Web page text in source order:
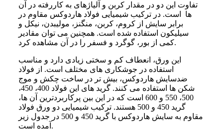
تفاوت این دو در مقدار کربن و آلیاژهای به کاررفته در آن
ها است. در ترکیب شیمیایی فولاد هاردوکس مقاوم در
برابر سایش از کروم، کربن، منگنز، مولیبدن، نیکل و
سیلیکون استفاده شده است. همچنین می‌ توان مقادیر
کمی از بور، گوگرد و فسفر را در آن مشاهده کرد.
این ورق، انعطاف کم و سختی زیادی دارد و مناسب
استفاده در جوشکاری های مختلف است. از فولاد
ضدسایش هاردوکس، بیش تر در ساخت چکش و موج
شکن ها استفاده می کنند. گرید های این فولاد 400، 450،
500، 550 و 600 است که در این بین پرکاربردترین آن ها،
گرید 450 و 500 هستند. ترکیب شیمیایی دو ورق فولاد
مقاوم به سایش هاردوکس با گرید 450 و 500 در جدول زیر
آمده است.